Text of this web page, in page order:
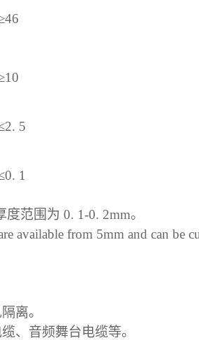
2. 5
0. 1
度范围为 0. 1-0. 2mm。
available from 5mm and can be
离。
、音频舞台电缆等。